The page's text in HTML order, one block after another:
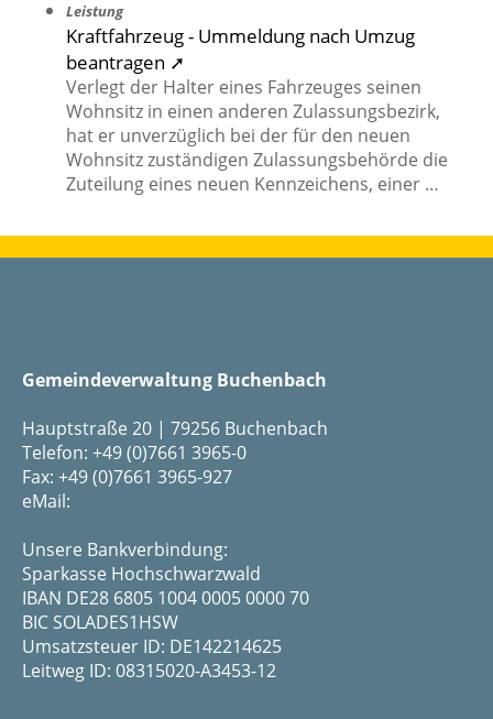
Leistung
Kraftfahrzeug - Ummeldung nach Umzug
beantragen ➚
Verlegt der Halter eines Fahrzeuges seinen
Wohnsitz in einen anderen Zulassungsbezirk,
hat er unverzüglich bei der für den neuen
Wohnsitz zuständigen Zulassungsbehörde die
Zuteilung eines neuen Kennzeichens, einer …
Gemeindeverwaltung Buchenbach
Hauptstraße 20 | 79256 Buchenbach
Telefon: +49 (0)7661 3965-0
Fax: +49 (0)7661 3965-927
eMail:
Unsere Bankverbindung:
Sparkasse Hochschwarzwald
IBAN DE28 6805 1004 0005 0000 70
BIC SOLADES1HSW
Umsatzsteuer ID: DE142214625
Leitweg ID: 08315020-A3453-12